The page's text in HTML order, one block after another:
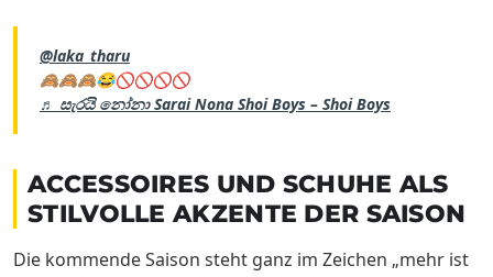
@laka_tharu
🙈🙈🙈😂🚫🚫🚫🚫
♬ සැරයි නෝනා Sarai Nona Shoi Boys – Shoi Boys
ACCESSOIRES UND SCHUHE ALS
STILVOLLE AKZENTE DER SAISON
Die kommende Saison steht ganz im Zeichen „mehr ist